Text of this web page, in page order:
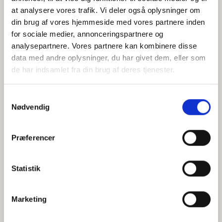
at analysere vores trafik. Vi deler også oplysninger om
din brug af vores hjemmeside med vores partnere inden
for sociale medier, annonceringspartnere og
analysepartnere. Vores partnere kan kombinere disse
data med andre oplysninger, du har givet dem, eller som
de har indsamlet fra din brug af deres tjenester.
Nødvendig
Præferencer
Statistik
Marketing
Jeg accepterer behandlingen af mine personoplysninger i
henhold tilprivatlivspolitikken
Hvem er CEPOS